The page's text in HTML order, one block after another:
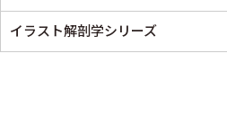
イラスト解剖学シリーズ